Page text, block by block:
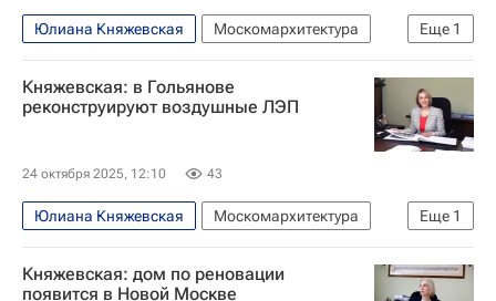
Еще 1
Юлиана Княжевская
Москомархитектура
Москва
Княжевская: в Гольянове
реконструируют воздушные ЛЭП
24 октября 2025, 12:10 43
Еще 1
Юлиана Княжевская
Москомархитектура
Москва
Княжевская: дом по реновации
появится в Новой Москве